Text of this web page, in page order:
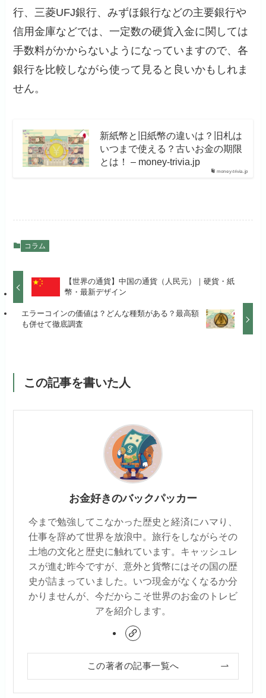
行、三菱UFJ銀行、みずほ銀行などの主要銀行や
信用金庫などでは、一定数の硬貨入金に関しては
手数料がかからないようになっていますので、各
銀行を比較しながら使って見ると良いかもしれま
せん。
money-trivia.jp
新紙幣と旧紙幣の違いは？旧札は
いつまで使える？古いお金の期限
とは！ – money-trivia.jp
コラム
【世界の通貨】中国の通貨（人民元）｜硬貨・紙
幣・最新デザイン
エラーコインの価値は？どんな種類がある？最高額
も併せて徹底調査
この記事を書いた人
お金好きのバックパッカー
今まで勉強してこなかった歴史と経済にハマり、
仕事を辞めて世界を放浪中。旅行をしながらその
土地の文化と歴史に触れています。キャッシュレ
スが進む昨今ですが、意外と貨幣にはその国の歴
史が詰まっていました。いつ現金がなくなるか分
かりませんが、今だからこそ世界のお金のトレビ
アを紹介します。
この著者の記事一覧へ